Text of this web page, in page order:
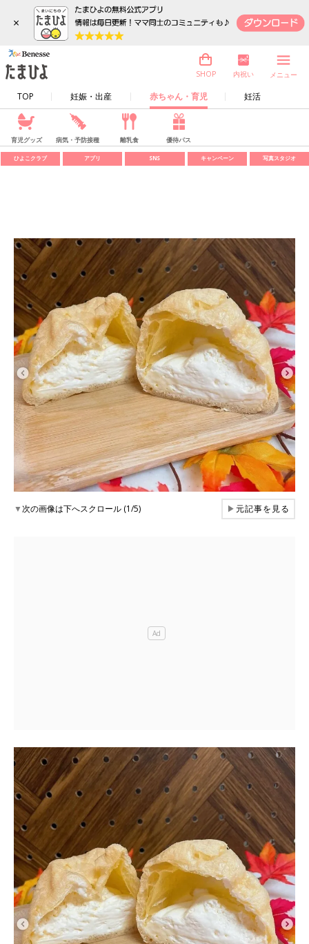
×
TOP 妊娠・出産 赤ちゃん・育児 妊活
SHOP 内祝い メニュー
育児グッズ 病気・予防接種 離乳食 優待パス
ひよこクラブ アプリ SNS キャンペーン 写真スタジオ
▼次の画像は下へスクロール (1/5) ▶元記事を見る